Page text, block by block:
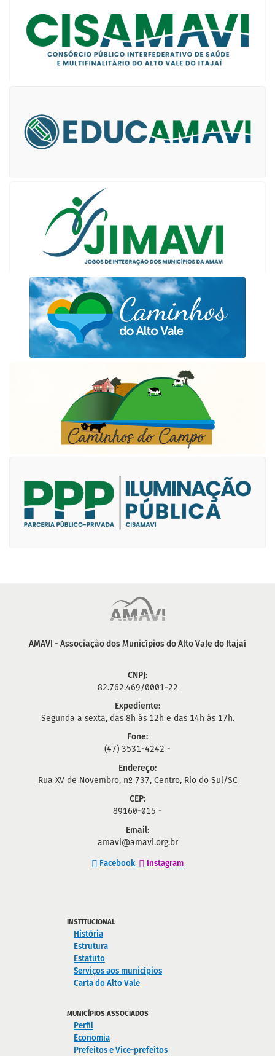
AMAVI - Associação dos Municípios do Alto Vale do Itajaí
CNPJ:
82.762.469/0001-22
Expediente:
Segunda a sexta, das 8h às 12h e das 14h às 17h.
Fone:
(47) 3531-4242 -
Endereço:
Rua XV de Novembro, nº 737, Centro, Rio do Sul/SC
CEP:
89160-015 -
Email:
amavi@amavi.org.br
Facebook Instagram
INSTITUCIONAL
História
Estrutura
Estatuto
Serviços aos municípios
Carta do Alto Vale
MUNICÍPIOS ASSOCIADOS
Perfil
Economia
Prefeitos e Vice-prefeitos